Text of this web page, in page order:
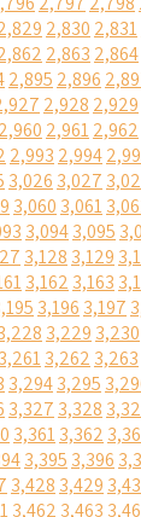
2,830 2,831
2,863 2,864
2,895 2,896
2,928 2,929
2,960 2,9612,962
2,993 2,994
3,026 3,027
3,060 3,061
3,0943,095
3,128 3,129
3,162 3,163
3,196 3,197
3,229 3,230
3,2613,262 3,263
3,2943,295
3,327 3,328
3,3613,362
3,395 3,396
3,428 3,429
3,462 3,463